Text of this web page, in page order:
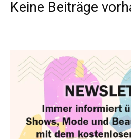
Keine Beiträge